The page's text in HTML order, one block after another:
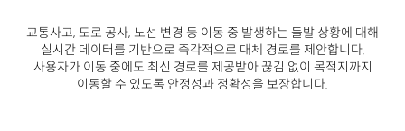
교통사고, 도로 공사, 노선 변경 등 이동 중 발생하는 돌발 상황에 대해
실시간 데이터를 기반으로 즉각적으로 대체 경로를 제안합니다.
사용자가 이동 중에도 최신 경로를 제공받아 끊김 없이 목적지까지
이동할 수 있도록 안정성과 정확성을 보장합니다.